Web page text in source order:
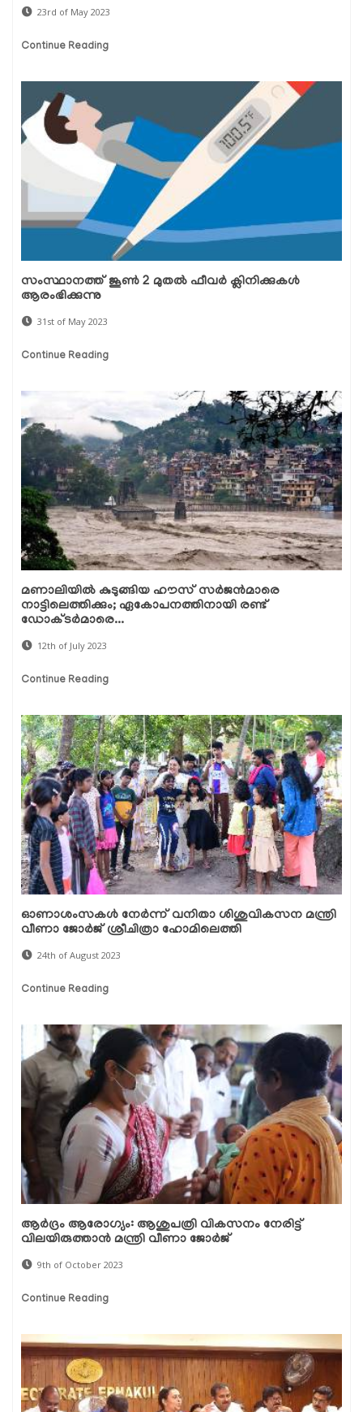
23rd of May 2023
Continue Reading
സംസ്ഥാനത്ത് ജൂൺ 2 മുതൽ ഫീവർ ക്ലിനിക്കുകൾ
ആരംഭിക്കുന്നു
31st of May 2023
Continue Reading
മണാലിയിൽ കുടുങ്ങിയ ഹൗസ് സർജൻമാരെ
നാട്ടിലെത്തിക്കും; ഏകോപനത്തിനായി രണ്ട്
ഡോക്ടർമാരെ...
12th of July 2023
Continue Reading
ഓണാശംസകൾ നേർന്ന് വനിതാ ശിശുവികസന മന്ത്രി
വീണാ ജോർജ് ശ്രീചിത്രാ ഹോമിലെത്തി
24th of August 2023
Continue Reading
ആർദ്രം ആരോഗ്യം: ആശുപത്രി വികസനം നേരിട്ട്
വിലയിരുത്താൻ മന്ത്രി വീണാ ജോർജ്
9th of October 2023
Continue Reading